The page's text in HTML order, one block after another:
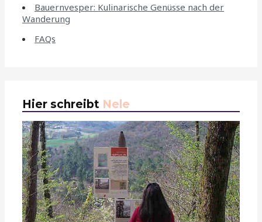
Bauernvesper: Kulinarische Genüsse nach der
Wanderung
FAQs
Hier schreibt Nele